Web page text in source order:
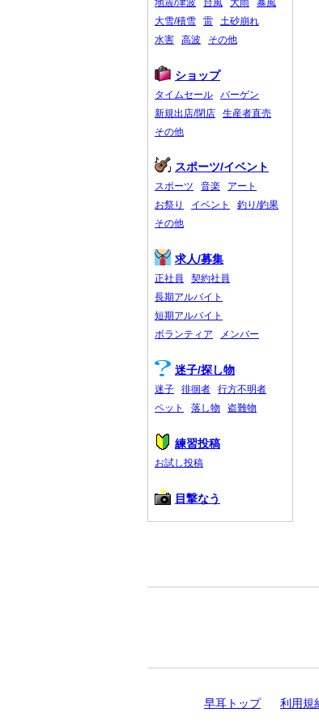
大雪/積雪
雷
土砂崩れ
水害
高波 その他
ショップ
タイムセール
バーゲン
新規出店/閉店
生産者直売
その他
スポーツ/イベント
スポーツ 音楽
アート
お祭り
イベント
釣り/釣果
その他
求人/募集
正社員
契約社員
長期アルバイト
短期アルバイト
ボランティア
メンバー
迷子/探し物
迷子 徘徊者
行方不明者
ペット
落し物 盗難物
練習投稿
お試し投稿
目撃なう
早耳トップ 利用規